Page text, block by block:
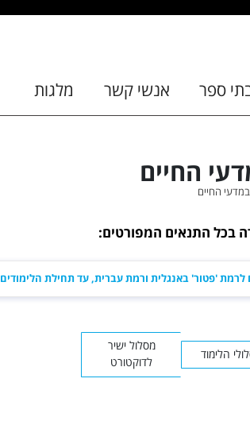
ספר אנשי קשר מלגות
החיים
החיים
בכל התנאים המפורטים:
'פטור' באנגלית ורמת עברית, עד תחילת הלימודים
הלימוד
מסלול ישיר
לדוקטורט